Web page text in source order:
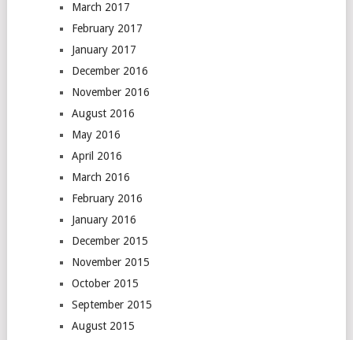
March 2017
February 2017
January 2017
December 2016
November 2016
August 2016
May 2016
April 2016
March 2016
February 2016
January 2016
December 2015
November 2015
October 2015
September 2015
August 2015